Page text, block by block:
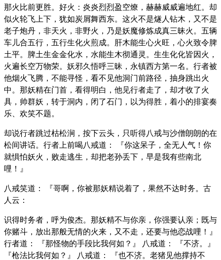
那火比前更胜。好火：炎炎烈烈盈空燎，赫赫威威遍地红。却
似火轮飞上下，犹如炭屑舞西东。这火不是燧人钻木，又不是
老子炮丹，非天火，非野火，乃是妖魔修炼成真三昧火。五辆
车儿合五行，五行生化火煎成。肝木能生心火旺，心火致令脾
土平。脾土生金金化水，水能生木彻通灵。生生化化皆因火，
火遍长空万物荣。妖邪久悟呼三昧，永镇西方第一名。行者被
他烟火飞腾，不能寻怪，看不见他洞门前路径，抽身跳出火
中。那妖精在门首，看得明白，他见行者走了，却才收了火
具，帅群妖，转于洞内，闭了石门，以为得胜，着小的排宴奏
乐、欢笑不题。
却说行者跳过枯松涧，按下云头，只听得八戒与沙僧朗朗的在
松间讲话。行者上前喝八戒道： 『你这呆子，全无人气！你
就惧怕妖火，败走逃生，却把老孙丢下，早是我有些南北
哩！』
八戒笑道： 『哥啊，你被那妖精说着了，果然不达时务。古
人云：
识得时务者，呼为俊杰。那妖精不与你亲，你强要认亲；既与
你赌斗，放出那般无情的火来，又不走，还要与他恋战哩！』
行者道： 『那怪物的手段比我何如？』 八戒道： 『不济。』
『枪法比我何如？』 八戒道： 『也不济。老猪见他撑持不